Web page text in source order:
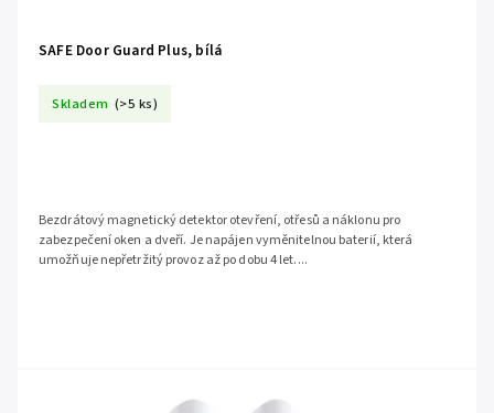
SAFE Door Guard Plus, bílá
Skladem (>5 ks)
Bezdrátový magnetický detektor otevření, otřesů a náklonu pro
zabezpečení oken a dveří. Je napájen vyměnitelnou baterií, která
umožňuje nepřetržitý provoz až po dobu 4 let....